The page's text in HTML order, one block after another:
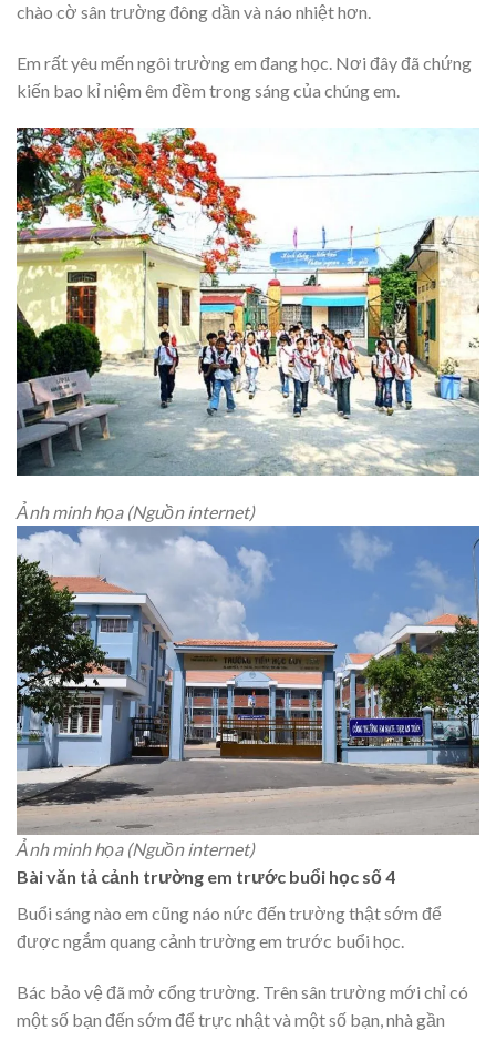
chào cờ sân trường đông dần và náo nhiệt hơn.
Em rất yêu mến ngôi trường em đang học. Nơi đây đã chứng
kiến bao kỉ niệm êm đềm trong sáng của chúng em.
Ảnh minh họa (Nguồn internet)
Ảnh minh họa (Nguồn internet)
Bài văn tả cảnh trường em trước buổi học số 4
Buổi sáng nào em cũng náo nức đến trường thật sớm để
được ngắm quang cảnh trường em trước buổi học.
Bác bảo vệ đã mở cổng trường. Trên sân trường mới chỉ có
một số bạn đến sớm để trực nhật và một số bạn, nhà gần